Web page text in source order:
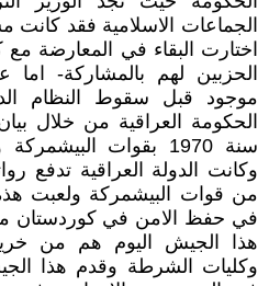
الجماعات الاسلامية فقد كانت
اختارت البقاء في المعارضة مع
الحزبين لهم بالمشاركة-
موجود قبل سقوط النظام
الحكومة العراقية من خلال
سنة 1970 بقوات
وكانت الدولة العراقية تدفع
من قوات البيشمركة ولعبت
هذا الجيش اليوم هم من
وكليات الشرطة وقدم هذا